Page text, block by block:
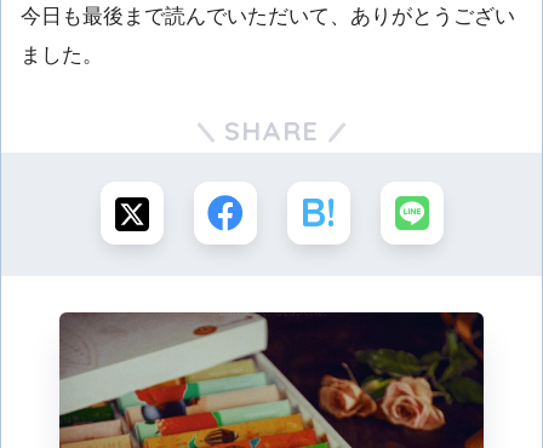
今日も最後まで読んでいただいて、ありがとうござい
ました。
SHARE